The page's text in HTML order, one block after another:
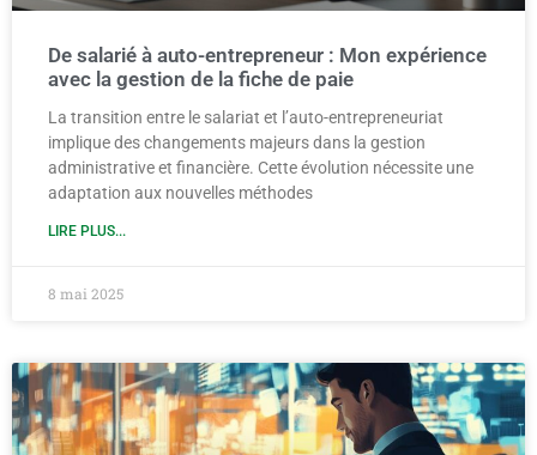
De salarié à auto-entrepreneur : Mon expérience
avec la gestion de la fiche de paie
La transition entre le salariat et l’auto-entrepreneuriat
implique des changements majeurs dans la gestion
administrative et financière. Cette évolution nécessite une
adaptation aux nouvelles méthodes
LIRE PLUS...
8 mai 2025